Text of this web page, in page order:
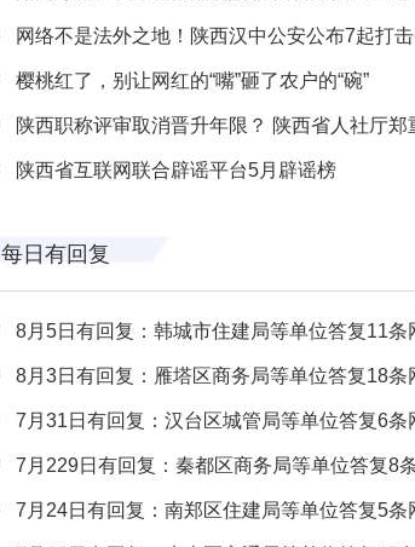
网络不是法外之地！陕西汉中公安公布7起打击整治网谣网暴典型
樱桃红了，别让网红的“嘴”砸了农户的“碗”
陕西职称评审取消晋升年限？ 陕西省人社厅郑重声明 谨防职称评审不实言
陕西省互联网联合辟谣平台5月辟谣榜
每日有回复
8月5日有回复：韩城市住建局等单位答复11条网民
8月3日有回复：雁塔区商务局等单位答复18条网民
7月31日有回复：汉台区城管局等单位答复6条网民
7月229日有回复：秦都区商务局等单位答复8条网民
7月24日有回复：南郑区住建局等单位答复5条网民